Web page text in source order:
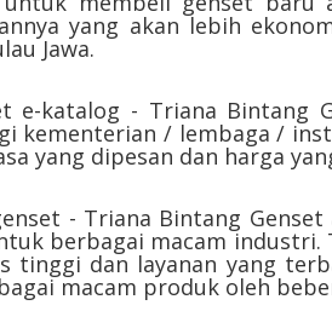
yang akan lebih
Jawa.
e-katalog - Triana Bintang
kementerian / lembaga /
yang dipesan dan harga
- Triana Bintang
berbagai macam industri.
tinggi dan layanan yang
macam produk oleh